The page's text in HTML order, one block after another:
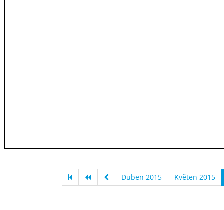
Duben 2015 Květen 2015